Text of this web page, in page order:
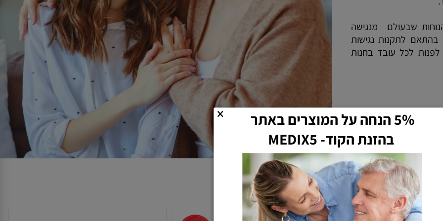
שבעולם מנגישה
בהתאם לתקנות נגישות
לכל עובד בחנות
חיתולים למבוגרים
5% הנחה על המוצרים באתר
בהזנת הקוד- MEDIX5